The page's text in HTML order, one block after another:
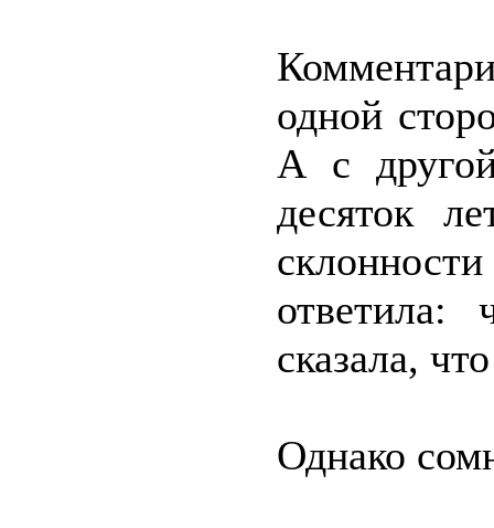
одной
А с
десяток
сказала,
Однако